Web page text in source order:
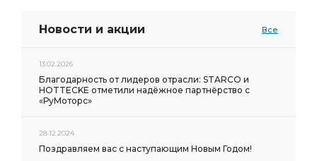
Новости и акции Все
13.02.2026
Благодарность от лидеров отрасли: STARCO и
HOTTECKE отметили надёжное партнёрство с
«РуМоторс»
28.12.2024
Поздравляем вас с наступающим Новым Годом!